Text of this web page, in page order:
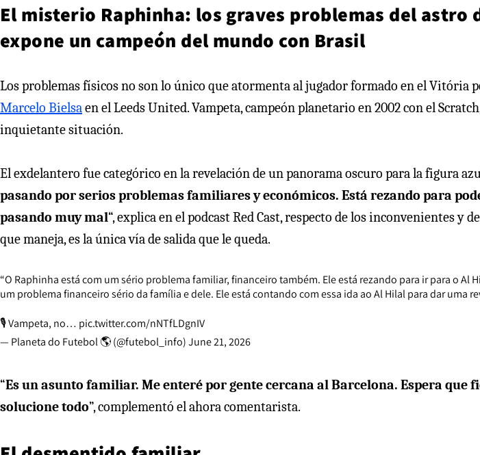
El misterio Raphinha: los graves problemas del astro
expone un campeón del mundo con Brasil
Los problemas físicos no son lo único que atormenta al jugador formado en el Vitória
Marcelo Bielsaen el Leeds United. Vampeta, campeón planetario en 2002 con el
inquietante situación.
El exdelantero fue categórico en la revelación de un panorama oscuro para la figura
pasando por serios problemas familiares y económicos. Está rezando para
pasando muy mal“, explica en el podcast Red Cast, respecto de los inconvenientes y
que maneja, es la única vía de salida que le queda.
“O Raphinha está com um sério problema familiar, financeiro também. Ele está rezando para ir para o Al
um problema financeiro sério da família e dele. Ele está contando com essa ida ao Al Hilal para dar uma
🎙️ Vampeta, no… pic.twitter.com/nNTfLDgnIV
— Planeta do Futebol 🌎 (@futebol_info)June 21, 2026
“Es un asunto familiar. Me enteré por gente cercana al Barcelona. Espera que
solucione todo”, complementó el ahora comentarista.